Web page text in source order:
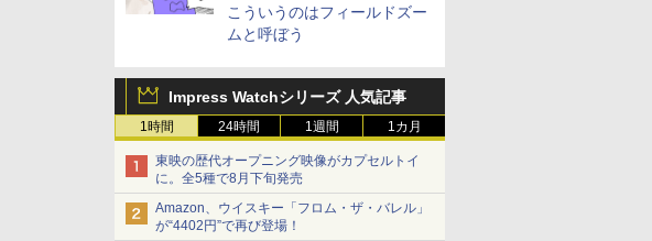
こういうのはフィールドズー
ムと呼ぼう
Impress Watchシリーズ 人気記事
1時間 24時間 1週間 1カ月
東映の歴代オープニング映像がカプセルトイ
に。全5種で8月下旬発売
Amazon、ウイスキー「フロム・ザ・バレル」
が“4402円”で再び登場！